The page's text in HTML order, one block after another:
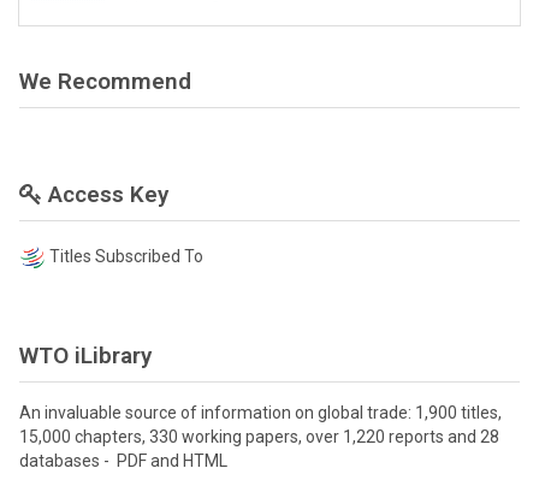
We Recommend
Access Key
Titles Subscribed To
WTO iLibrary
An invaluable source of information on global trade: 1,900 titles,
15,000 chapters, 330 working papers, over 1,220 reports and 28
databases - PDF and HTML